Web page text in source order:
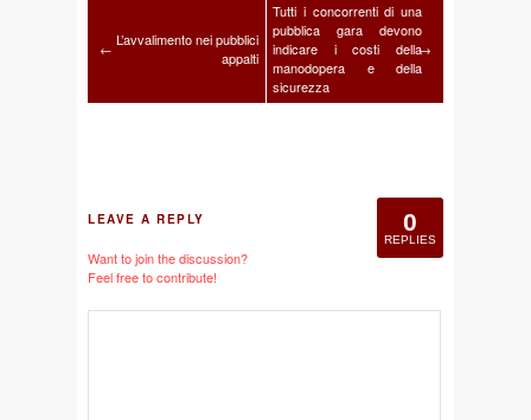
← L’avvalimento nei pubblici
appalti
Tutti i concorrenti di una
pubblica gara devono
indicare i costi della
manodopera e della
sicurezza
→
0
REPLIES
LEAVE A REPLY
Want to join the discussion?
Feel free to contribute!